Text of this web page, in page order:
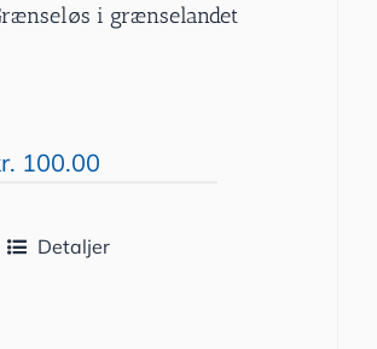
i grænselandet
100.00
Detaljer